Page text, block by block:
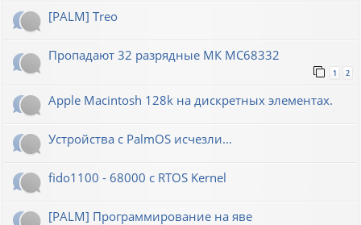
[PALM] Treo
Пропадают 32 разрядные МК МС68332
1 2
Apple Macintosh 128k на дискретных элементах.
Устройства с PalmOS исчезли...
fido1100 - 68000 с RTOS Kernel
[PALM] Программирование на яве